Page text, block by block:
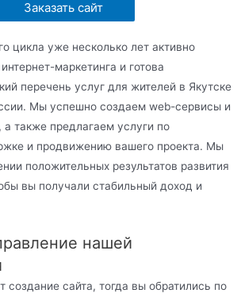
Заказать сайт
цикла уже несколько лет активно
маркетинга и готова
перечень услуг для жителей в Якутске
Мы успешно создаем web-сервисы и
а также предлагаем услуги по
и продвижению вашего проекта. Мы
положительных результатов развития
вы получали стабильный доход и
нашей
создание сайта, тогда вы обратились по